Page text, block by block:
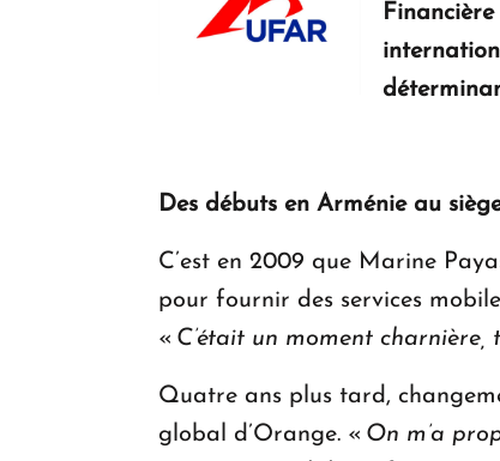
Des débuts en Arménie au
C’est en 2009 que Marine
pour fournir des services
« C’était un moment
Quatre ans plus tard,
global d’Orange. « On m’a